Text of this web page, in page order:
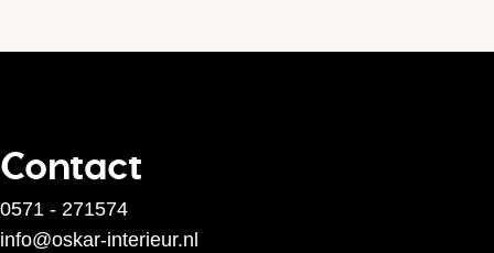
Contact
0571 - 271574
info@oskar-interieur.nl